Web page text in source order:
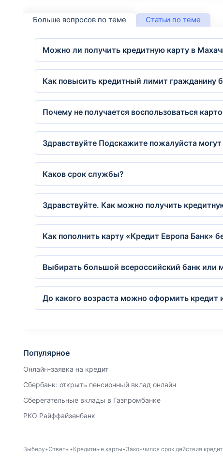
Больше вопросов по теме Статьи по теме
Можно ли получить кредитную карту в
Как повысить кредитный лимит гражданину
Почему не получается воспользоваться
Здравствуйте Подскажите пожалуйста
Каков срок службы?
Здравствуйте. Как можно получить
Как пополнить карту «Кредит Европа Банк»
Выбирать большой всероссийский банк или
До какого возраста можно оформить кредит
Популярное
Онлайн-заявка на кредит
Сбербанк: открыть пенсионный вклад онлайн
Сберегательные вклады в Газпромбанке
РКО Райффайзенбанк
Выберу Ответы Кредитные карты Закончился срок действия